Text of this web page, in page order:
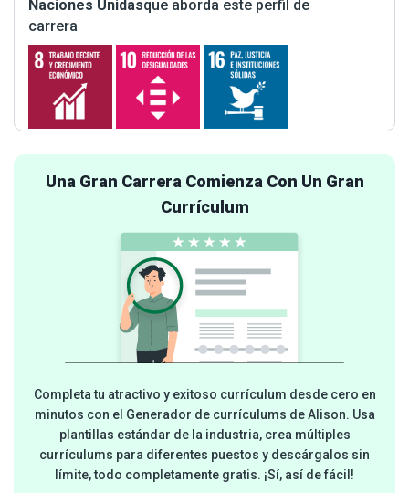
Naciones Unidasque aborda este perfil de
carrera
Una Gran Carrera Comienza Con Un Gran
Currículum
Completa tu atractivo y exitoso currículum desde cero en
minutos con el Generador de currículums de Alison. Usa
plantillas estándar de la industria, crea múltiples
currículums para diferentes puestos y descárgalos sin
límite, todo completamente gratis. ¡Sí, así de fácil!